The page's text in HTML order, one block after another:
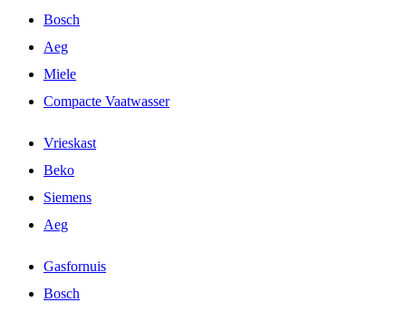
Bosch
Aeg
Miele
Compacte Vaatwasser
Vrieskast
Beko
Siemens
Aeg
Gasfornuis
Bosch